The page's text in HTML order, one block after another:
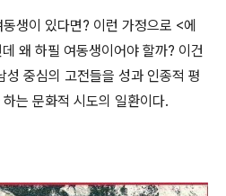
생이 있다면? 이런 가정으로 <에
왜 하필 여동생이어야 할까? 이건
중심의 고전들을 성과 인종적 평
는 문화적 시도의 일환이다.